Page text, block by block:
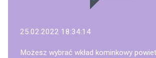
25.02.2022 18:34:14
Możesz wybrać wkład kominkowy